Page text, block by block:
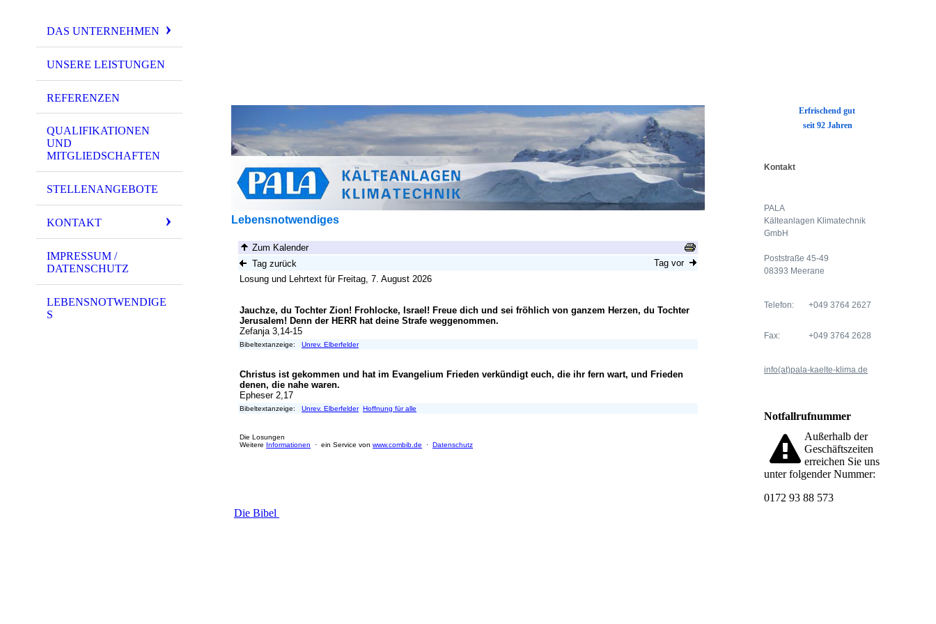
DAS UNTERNEHMEN
UNSERE LEISTUNGEN
REFERENZEN
QUALIFIKATIONEN
UND
MITGLIEDSCHAFTEN
STELLENANGEBOTE
KONTAKT
IMPRESSUM /
DATENSCHUTZ
LEBENSNOTWENDIGE
S
Lebensnotwendiges
Die Bibel
Erfrischend gut
seit 92 Jahren
Kontakt
PALA
Kälteanlagen Klimatechnik
GmbH
Poststraße 45-49
08393 Meerane
Telefon: +049 3764 2627
Fax: +049 3764 2628
info(at)pala-kaelte-klima.de
Notfallrufnummer
Außerhalb der
Geschäftszeiten
erreichen Sie uns
unter folgender Nummer:
0172 93 88 573